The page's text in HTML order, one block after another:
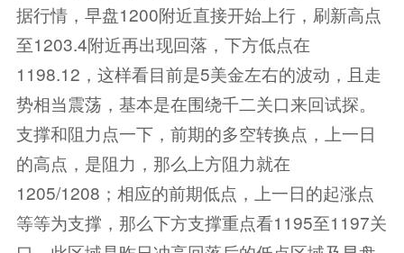
据行情，早盘1200附近直接开始上行，刷新高点
至1203.4附近再出现回落，下方低点在
1198.12，这样看目前是5美金左右的波动，且走
势相当震荡，基本是在围绕千二关口来回试探。
支撑和阻力点一下，前期的多空转换点，上一日
的高点，是阻力，那么上方阻力就在
1205/1208；相应的前期低点，上一日的起涨点
等等为支撑，那么下方支撑重点看1195至1197关